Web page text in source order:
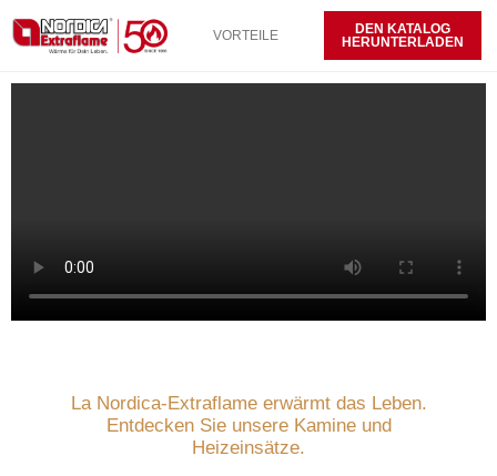
VORTEILE
DEN KATALOG
HERUNTERLADEN
La Nordica-Extraflame erwärmt das Leben.
Entdecken Sie unsere Kamine und
Heizeinsätze.